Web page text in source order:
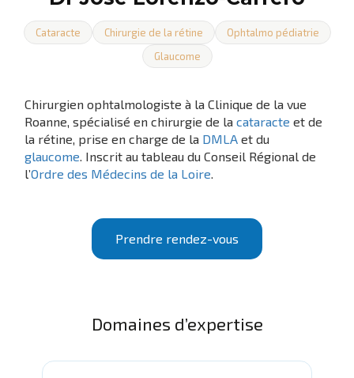
Cataracte Chirurgie de la rétine
Ophtalmo pédiatrie
Glaucome
Chirurgien ophtalmologiste à la Clinique de la vue
Roanne, spécialisé en chirurgie de lacataracte et de
la rétine, prise en charge de la DMLA et du
glaucome. Inscrit au tableau du Conseil Régional de
l’Ordre des Médecins de la Loire.
Prendre rendez-vous
Domaines d’expertise